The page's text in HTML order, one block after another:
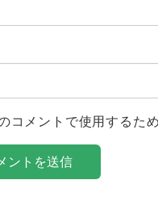
コメントで使用するた